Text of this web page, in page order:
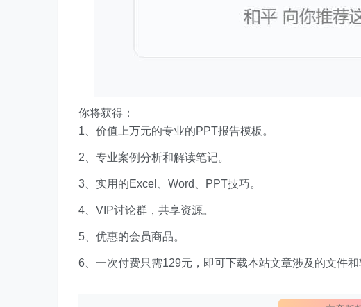
你将获得：
1、价值上万元的专业的PPT报告模板。
2、专业案例分析和解读笔记。
3、实用的Excel、Word、PPT技巧。
4、VIP讨论群，共享资源。
5、优惠的会员商品。
6、一次付费只需129元，即可下载本站文章涉及的文件和